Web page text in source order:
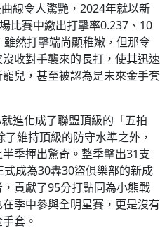
線令人驚艷，2024年就以新
比賽中繳出打擊率0.237、10
然打擊端尚顯稚嫩，但那令
收對手襲來的長打，使其迅速
兒，甚至被認為是未來金手套
進化成了聯盟頂級的「五拍
維持頂級的防守水準之外，
季揮出驚奇。整季擊出31支
成為30轟30盜俱樂部的新成
貢獻了95分打點同為小熊戰
季中參與全明星賽，更是沒有
套。